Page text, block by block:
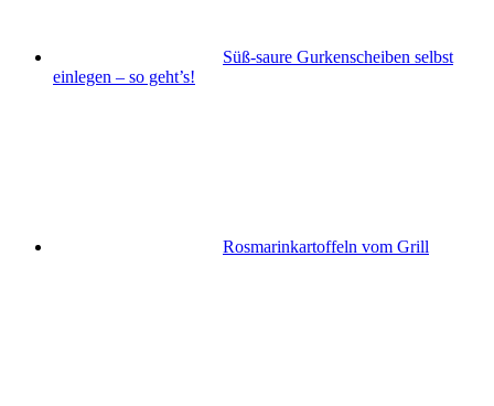
Süß-saure Gurkenscheiben selbst
einlegen – so geht’s!
Rosmarinkartoffeln vom Grill